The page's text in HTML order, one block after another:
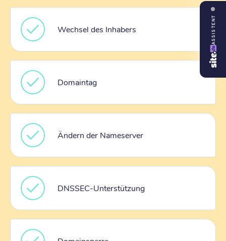
Wechsel des Inhabers
Domaintag
Ändern der Nameserver
DNSSEC-Unterstützung
ASSISTENT